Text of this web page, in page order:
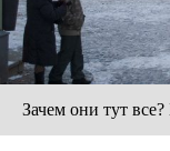
Зачем они тут